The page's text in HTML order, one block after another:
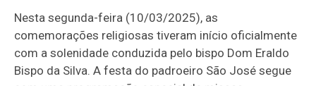
Nesta segunda-feira (10/03/2025), as
comemorações religiosas tiveram início oficialmente
com a solenidade conduzida pelo bispo Dom Eraldo
Bispo da Silva. A festa do padroeiro São José segue